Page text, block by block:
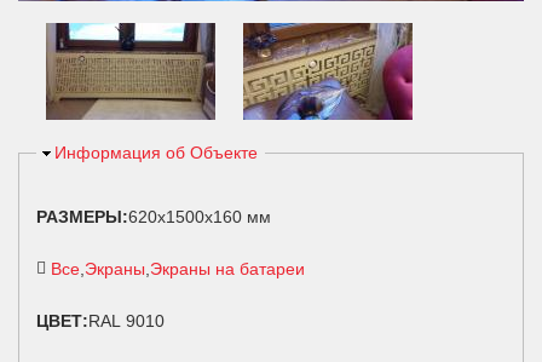
Скрыть
Информация об Объекте
РАЗМЕРЫ:620х1500х160 мм
Все Экраны Экраны на батареи
ЦВЕТ:RAL 9010